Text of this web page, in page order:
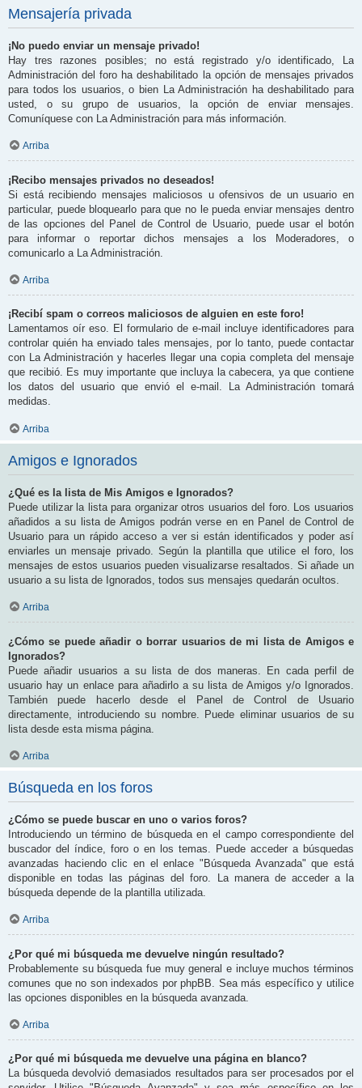
Mensajería privada
¡No puedo enviar un mensaje privado!
Hay tres razones posibles; no está registrado y/o identificado, La
Administración del foro ha deshabilitado la opción de mensajes privados
para todos los usuarios, o bien La Administración ha deshabilitado para
usted, o su grupo de usuarios, la opción de enviar mensajes.
Comuníquese con La Administración para más información.
Arriba
¡Recibo mensajes privados no deseados!
Si está recibiendo mensajes maliciosos u ofensivos de un usuario en
particular, puede bloquearlo para que no le pueda enviar mensajes dentro
de las opciones del Panel de Control de Usuario, puede usar el botón
para informar o reportar dichos mensajes a los Moderadores, o
comunicarlo a La Administración.
Arriba
¡Recibí spam o correos maliciosos de alguien en este foro!
Lamentamos oír eso. El formulario de e-mail incluye identificadores para
controlar quién ha enviado tales mensajes, por lo tanto, puede contactar
con La Administración y hacerles llegar una copia completa del mensaje
que recibió. Es muy importante que incluya la cabecera, ya que contiene
los datos del usuario que envió el e-mail. La Administración tomará
medidas.
Arriba
Amigos e Ignorados
¿Qué es la lista de Mis Amigos e Ignorados?
Puede utilizar la lista para organizar otros usuarios del foro. Los usuarios
añadidos a su lista de Amigos podrán verse en en Panel de Control de
Usuario para un rápido acceso a ver si están identificados y poder así
enviarles un mensaje privado. Según la plantilla que utilice el foro, los
mensajes de estos usuarios pueden visualizarse resaltados. Si añade un
usuario a su lista de Ignorados, todos sus mensajes quedarán ocultos.
Arriba
¿Cómo se puede añadir o borrar usuarios de mi lista de Amigos e
Ignorados?
Puede añadir usuarios a su lista de dos maneras. En cada perfil de
usuario hay un enlace para añadirlo a su lista de Amigos y/o Ignorados.
También puede hacerlo desde el Panel de Control de Usuario
directamente, introduciendo su nombre. Puede eliminar usuarios de su
lista desde esta misma página.
Arriba
Búsqueda en los foros
¿Cómo se puede buscar en uno o varios foros?
Introduciendo un término de búsqueda en el campo correspondiente del
buscador del índice, foro o en los temas. Puede acceder a búsquedas
avanzadas haciendo clic en el enlace "Búsqueda Avanzada" que está
disponible en todas las páginas del foro. La manera de acceder a la
búsqueda depende de la plantilla utilizada.
Arriba
¿Por qué mi búsqueda me devuelve ningún resultado?
Probablemente su búsqueda fue muy general e incluye muchos términos
comunes que no son indexados por phpBB. Sea más específico y utilice
las opciones disponibles en la búsqueda avanzada.
Arriba
¿Por qué mi búsqueda me devuelve una página en blanco?
La búsqueda devolvió demasiados resultados para ser procesados por el